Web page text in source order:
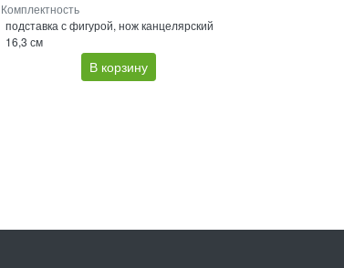
Комплектность
подставка с фигурой, нож канцелярский
16,3 см
В корзину